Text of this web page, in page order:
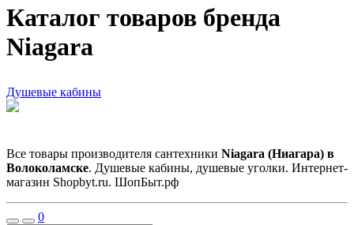
Каталог товаров бренда
Niagara
Душевые кабины
Все товары производителя сантехники Niagara (Ниагара) в
Волоколамске. Душевые кабины, душевые уголки. Интернет-
магазин Shopbyt.ru. ШопБыт.рф
0